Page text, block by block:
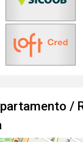
/